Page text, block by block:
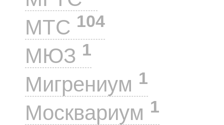
МТС 104
МЮЗ 1
Мигрениум 1
Москвариум 1